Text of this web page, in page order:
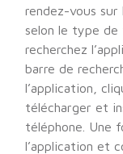
rendez-vous sur
selon le type de
recherchez
barre de
l’application,
télécharger et
téléphone. Une
l’application et